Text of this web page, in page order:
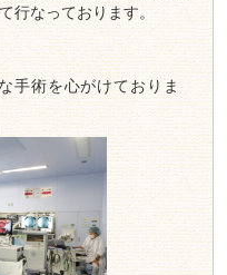
行なっております。
手術を心がけておりま